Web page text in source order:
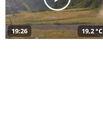
19:26 19,2 °C